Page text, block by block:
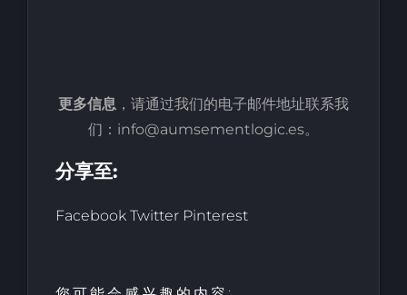
更多信息 ，请通过我们的电子邮件地址联系我
们：info@aumsementlogic.es。
分享至:
Facebook Twitter Pinterest